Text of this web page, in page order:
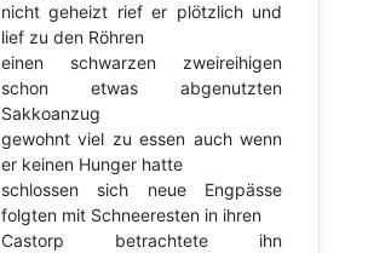
nicht geheizt rief er plötzlich und
lief zu den Röhren
einen schwarzen zweireihigen
schon etwas abgenutzten
Sakkoanzug
gewohnt viel zu essen auch wenn
er keinen Hunger hatte
schlossen sich neue Engpässe
folgten mit Schneeresten in ihren
Castorp betrachtete ihn